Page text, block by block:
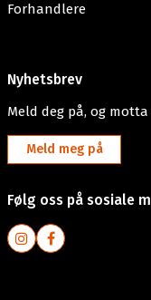
Forhandlere
Nyhetsbrev
Meld deg på, og
Meld meg på
Følg oss på sosiale